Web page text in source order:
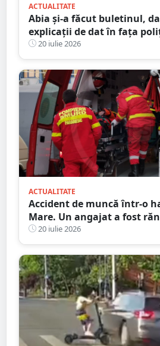
ACTUALITATE
Abia și-a făcut buletinul,
explicații de dat în fața
sătmăreni. Totul după o
ul pe străzile din sat
20 iulie 2026
ACTUALITATE
Accident de muncă într-o
Mare. Un angajat a fost
20 iulie 2026